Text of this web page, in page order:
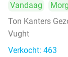
Vandaag
Ton Kanters
Vught
Verkocht: 463